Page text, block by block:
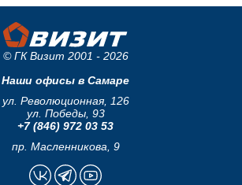
© ГК Визит 2001 - 2026
Наши офисы в Самаре
ул. Революционная, 126
ул. Победы, 93
+7 (846) 972 03 53
пр. Масленникова, 9